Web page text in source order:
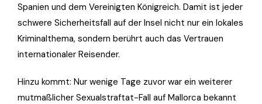
Spanien und dem Vereinigten Königreich. Damit ist jeder
schwere Sicherheitsfall auf der Insel nicht nur ein lokales
Kriminalthema, sondern berührt auch das Vertrauen
internationaler Reisender.
Hinzu kommt: Nur wenige Tage zuvor war ein weiterer
mutmaßlicher Sexualstraftat-Fall auf Mallorca bekannt